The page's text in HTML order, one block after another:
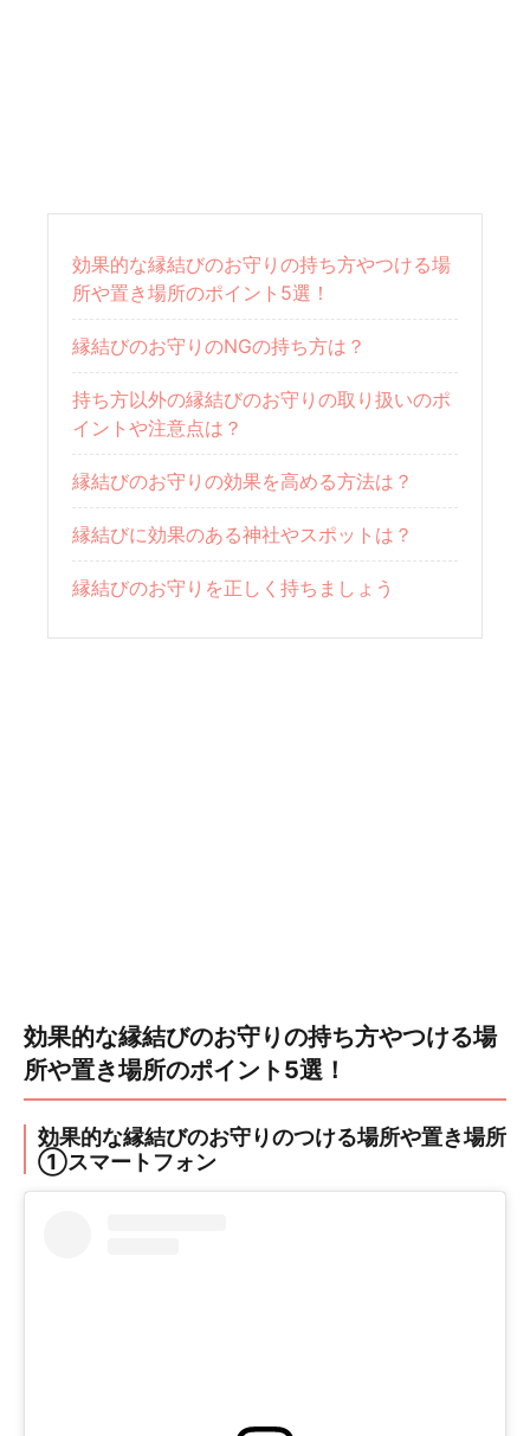
効果的な縁結びのお守りの持ち方やつける場
所や置き場所のポイント5選！
縁結びのお守りのNGの持ち方は？
持ち方以外の縁結びのお守りの取り扱いのポ
イントや注意点は？
縁結びのお守りの効果を高める方法は？
縁結びに効果のある神社やスポットは？
縁結びのお守りを正しく持ちましょう
効果的な縁結びのお守りの持ち方やつける場
所や置き場所のポイント5選！
効果的な縁結びのお守りのつける場所や置き場所
①スマートフォン